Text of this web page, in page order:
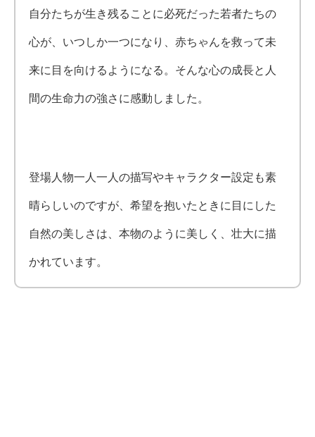
自分たちが生き残ることに必死だった若者たちの
心が、いつしか一つになり、赤ちゃんを救って未
来に目を向けるようになる。そんな心の成長と人
間の生命力の強さに感動しました。
登場人物一人一人の描写やキャラクター設定も素
晴らしいのですが、希望を抱いたときに目にした
自然の美しさは、本物のように美しく、壮大に描
かれています。